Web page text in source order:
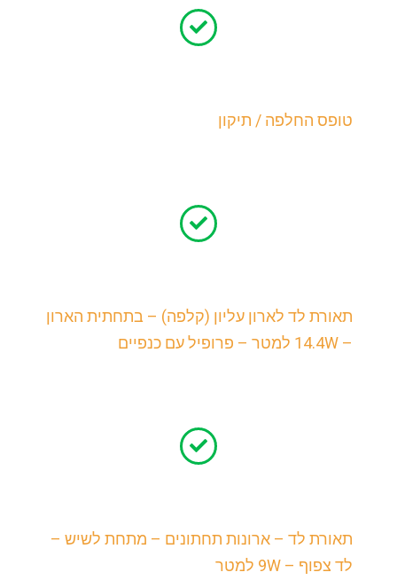
טופס החלפה / תיקון
תאורת לד לארון עליון (קלפה) – בתחתית הארון
– 14.4W למטר – פרופיל עם כנפיים
תאורת לד – ארונות תחתונים – מתחת לשיש –
לד צפוף – 9W למטר